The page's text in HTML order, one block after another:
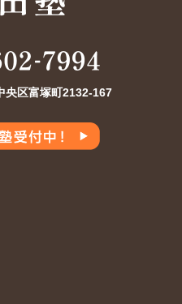
区富塚町2132-167